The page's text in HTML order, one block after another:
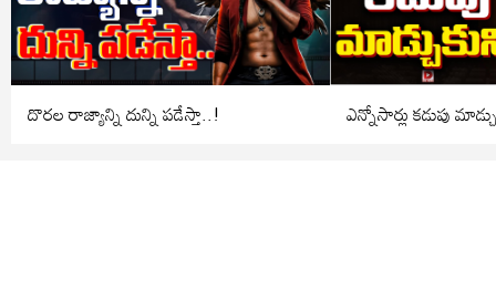
దొరల రాజ్యాన్ని దున్ని పడేస్తా..! ఎన్నోసార్లు కడుపు